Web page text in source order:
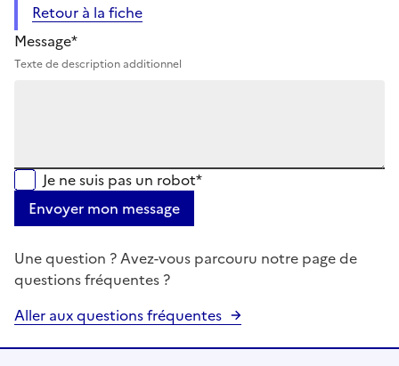
Retour à la fiche
Message*
Texte de description additionnel
Je ne suis pas un robot*
Envoyer mon message
Une question ? Avez-vous parcouru notre page de
questions fréquentes ?
Aller aux questions fréquentes